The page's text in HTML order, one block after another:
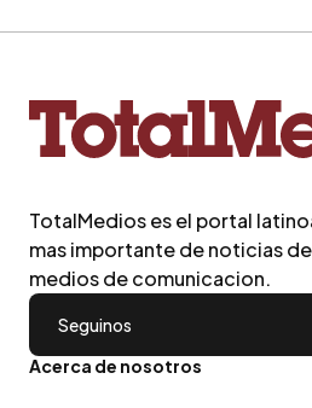
TotalMedios es el portal
mas importante de noticias
medios de comunicacion.
Seguinos
Acerca de nosotros